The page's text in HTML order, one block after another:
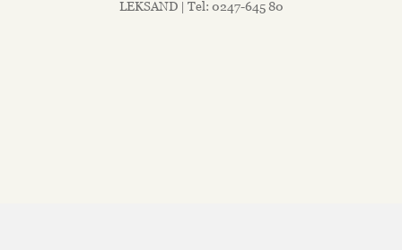
LEKSAND | Tel: 0247-645 80